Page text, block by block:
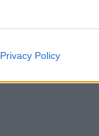
Privacy Policy